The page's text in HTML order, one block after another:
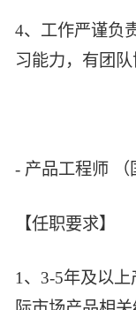
4、工作严谨负
习能力，有团队
- 产品工程师 （
【任职要求】
1、3-5年及以